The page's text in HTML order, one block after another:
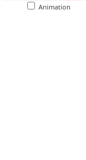
Animation